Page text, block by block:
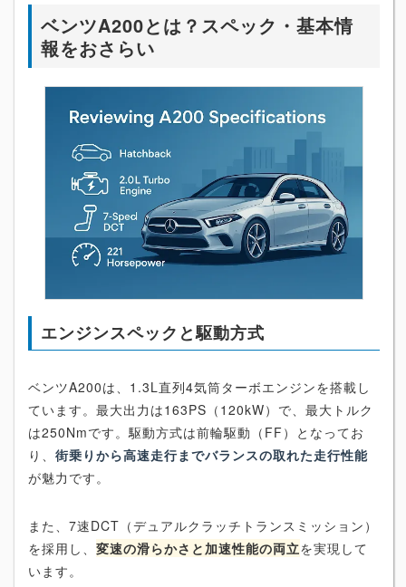
ベンツA200とは？スペック・基本情
報をおさらい
エンジンスペックと駆動方式
ベンツA200は、1.3L直列4気筒ターボエンジンを搭載し
ています。最大出力は163PS（120kW）で、最大トルク
は250Nmです。駆動方式は前輪駆動（FF）となってお
り、 街乗りから高速走行までバランスの取れた走行性能
が魅力です。
また、7速DCT（デュアルクラッチトランスミッション）
を採用し、 変速の滑らかさと加速性能の両立を実現して
います。